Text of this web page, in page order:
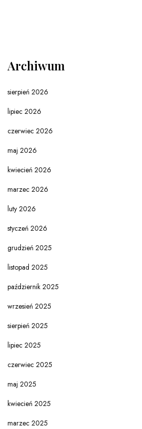
Archiwum
sierpień 2026
lipiec 2026
czerwiec 2026
maj 2026
kwiecień 2026
marzec 2026
luty 2026
styczeń 2026
grudzień 2025
listopad 2025
październik 2025
wrzesień 2025
sierpień 2025
lipiec 2025
czerwiec 2025
maj 2025
kwiecień 2025
marzec 2025